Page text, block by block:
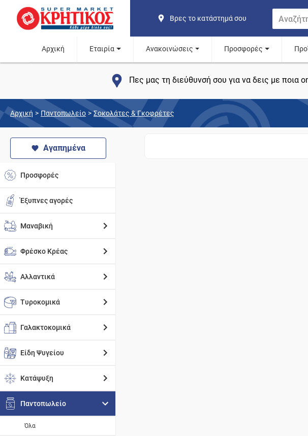
Βρες το κατάστημά σου
Αρχική Εταιρία Ανακοινώσεις Προσφορές
Πες μας τη διεύθυνσή σου για να δεις με ποια
Αρχική > Παντοπωλείο > Σοκολάτες & Γκοφρέτες
Αγαπημένα
Προσφορές
Έξυπνες αγορές
Μαναβική
Φρέσκο Κρέας
Αλλαντικά
Τυροκομικά
Γαλακτοκομικά
Είδη Ψυγείου
Κατάψυξη
Παντοπωλείο
Όλα